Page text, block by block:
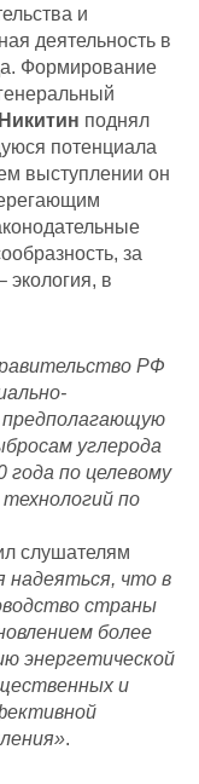
и
деятельность в
Формирование
поднял
потенциала
выступлении он
за
экология, в
РФ
предполагающую
углерода
года по целевому
по
слушателям
надеяться, что в
страны
более
энергетической
и
.